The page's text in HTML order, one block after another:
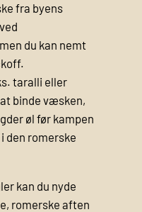
fra byens
du kan nemt
taralli eller
binde væsken,
øl før kampen
den romerske
kan du nyde
romerske aften